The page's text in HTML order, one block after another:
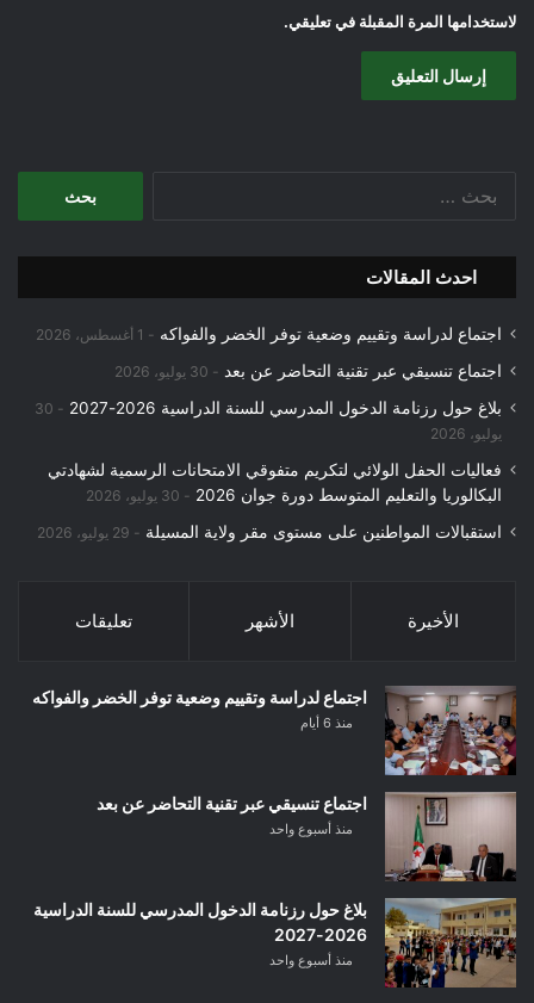
لاستخدامها المرة المقبلة في تعليقي.
احدث المقالات
اجتماع لدراسة وتقييم وضعية توفر الخضر والفواكه 1 أغسطس، 2026
اجتماع تنسيقي عبر تقنية التحاضر عن بعد 30 يوليو، 2026
بلاغ حول رزنامة الدخول المدرسي للسنة الدراسية 2026-2027
30
يوليو، 2026
فعاليات الحفل الولائي لتكريم متفوقي الامتحانات الرسمية لشهادتي
البكالوريا والتعليم المتوسط دورة جوان 2026
30 يوليو، 2026
استقبالات المواطنين على مستوى مقر ولاية المسيلة 29 يوليو، 2026
الأخيرة الأشهر تعليقات
اجتماع لدراسة وتقييم وضعية توفر الخضر والفواكه
منذ 6 أيام
اجتماع تنسيقي عبر تقنية التحاضر عن بعد
منذ أسبوع واحد
بلاغ حول رزنامة الدخول المدرسي للسنة الدراسية
2026-2027
منذ أسبوع واحد